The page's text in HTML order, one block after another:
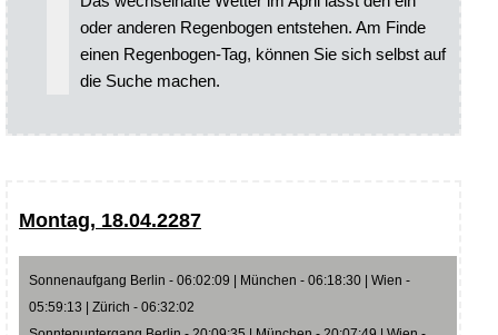
oder anderen Regenbogen entstehen. Am Finde
einen Regenbogen-Tag, können Sie sich selbst auf
die Suche machen.
Montag, 18.04.2287
Sonnenaufgang Berlin - 06:02:09 | München - 06:18:30 | Wien -
05:59:13 | Zürich - 06:32:02